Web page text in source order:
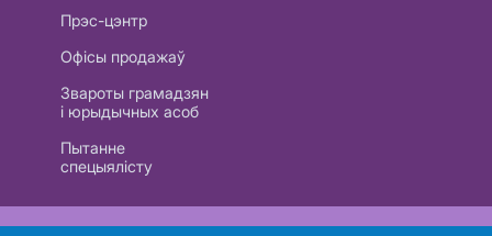
Прэс-цэнтр
Офісы продажаў
Звароты грамадзян
і юрыдычных асоб
Пытанне
спецыялісту